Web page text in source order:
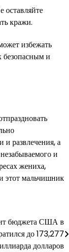
оставляйте
кражи.
избежать
безопасным и
и развлечения, а
и
жениха,
этот мальчишник
бюджета США в
до 173,277
долларов